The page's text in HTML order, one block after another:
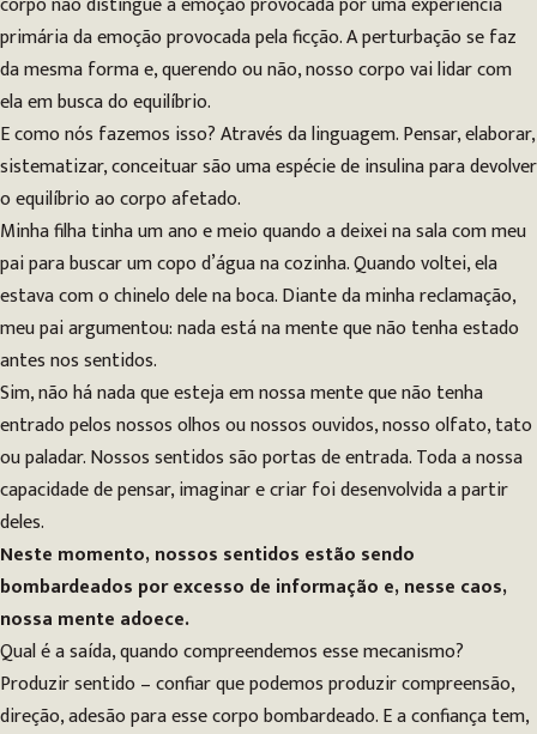
primária da emoção provocada pela ficção. A perturbação se faz
da mesma forma e, querendo ou não, nosso corpo vai lidar com
ela em busca do equilíbrio.
E como nós fazemos isso? Através da linguagem. Pensar, elaborar,
sistematizar, conceituar são uma espécie de insulina para devolver
o equilíbrio ao corpo afetado.
Minha filha tinha um ano e meio quando a deixei na sala com meu
pai para buscar um copo d’água na cozinha. Quando voltei, ela
estava com o chinelo dele na boca. Diante da minha reclamação,
meu pai argumentou: nada está na mente que não tenha estado
antes nos sentidos.
Sim, não há nada que esteja em nossa mente que não tenha
entrado pelos nossos olhos ou nossos ouvidos, nosso olfato, tato
ou paladar. Nossos sentidos são portas de entrada. Toda a nossa
capacidade de pensar, imaginar e criar foi desenvolvida a partir
deles.
Neste momento, nossos sentidos estão sendo
bombardeados por excesso de informação e, nesse caos,
nossa mente adoece.
Qual é a saída, quando compreendemos esse mecanismo?
Produzir sentido – confiar que podemos produzir compreensão,
direção, adesão para esse corpo bombardeado. E a confiança tem,